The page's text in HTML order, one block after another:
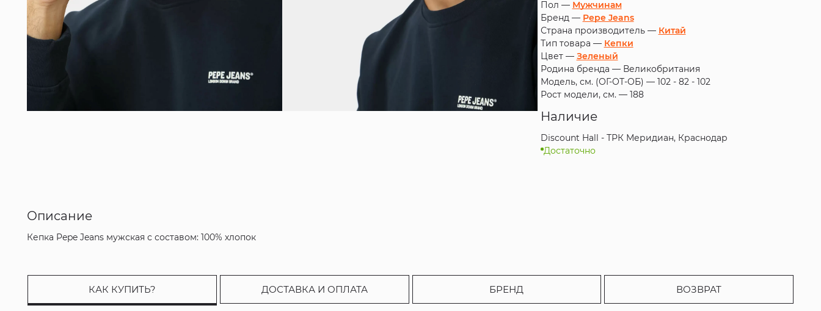
Пол — Мужчинам
Бренд — Pepe Jeans
Страна производитель — Китай
Тип товара — Кепки
Цвет — Зеленый
Родина бренда — Великобритания
Модель, см. (ОГ-ОТ-ОБ) — 102 - 82 - 102
Рост модели, см. — 188
Наличие
Discount Hall - ТРК Меридиан, Краснодар
Достаточно
Описание
Кепка Pepe Jeans мужская с составом: 100% хлопок
КАК КУПИТЬ? ДОСТАВКА И ОПЛАТА БРЕНД ВОЗВРАТ